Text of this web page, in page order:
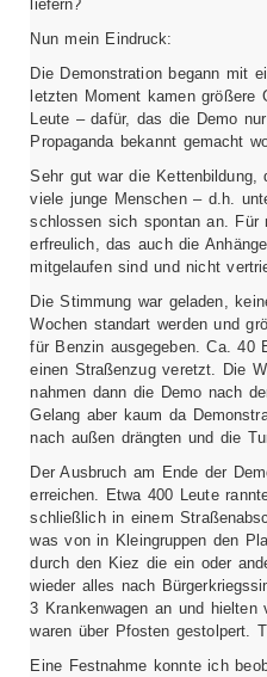
liefern?
Nun mein Eindruck:
Die Demonstration begann mit
letzten Moment kamen größere
Leute – dafür, das die Demo
Propaganda bekannt gemacht
Sehr gut war die
viele junge Menschen – d.h.
schlossen sich spontan an.
erfreulich, das auch die
mitgelaufen sind und nicht
Die Stimmung war geladen,
Wochen standart werden und
für Benzin ausgegeben. Ca. 40
einen Straßenzug veretzt. Die
nahmen dann die Demo nach
Gelang aber kaum da
nach außen drängten und die
Der Ausbruch am Ende der
erreichen. Etwa 400 Leute
schließlich in einem
was von in Kleingruppen den
durch den Kiez die ein oder
wieder alles nach
3 Krankenwagen an und
waren über Pfosten gestolpert.
Eine Festnahme konnte ich